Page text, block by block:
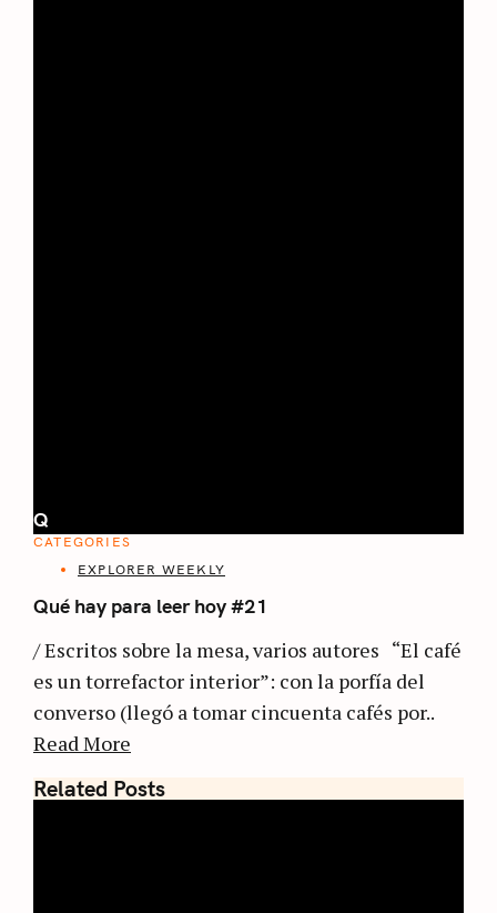
Q
CATEGORIES
EXPLORER WEEKLY
Qué hay para leer hoy #21
/ Escritos sobre la mesa, varios autores “El café
es un torrefactor interior”: con la porfía del
converso (llegó a tomar cincuenta cafés por..
Read More
Related Posts